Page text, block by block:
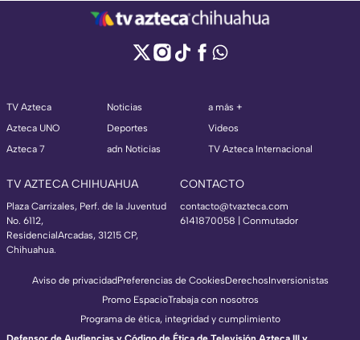
TV Azteca
Azteca UNO
Azteca 7
Noticias
Deportes
adn Noticias
a más +
Videos
TV Azteca Internacional
TV AZTECA CHIHUAHUA
Plaza Carrizales, Perf. de la Juventud
No. 6112,
ResidencialArcadas, 31215 CP,
Chihuahua.
CONTACTO
contacto@tvazteca.com
6141870058 | Conmutador
Aviso de privacidadPreferencias de CookiesDerechosInversionistas
Promo EspacioTrabaja con nosotros
Programa de ética, integridad y cumplimiento